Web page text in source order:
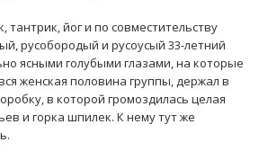
йог и по совместительству
русобородый и русоусый 33-летний
ясными голубыми глазами, на которые
женская половина группы, держал в
в которой громоздилась целая
и горка шпилек. К нему тут же